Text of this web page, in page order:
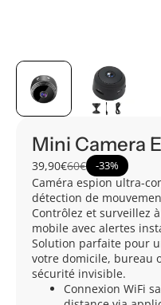
Mini Camera
39,90€60€ -33%
Caméra espion ultra-
détection de
Contrôlez et surveillez
mobile avec alertes
Solution parfaite pour
votre domicile, bureau
sécurité invisible.
Connexion WiFi